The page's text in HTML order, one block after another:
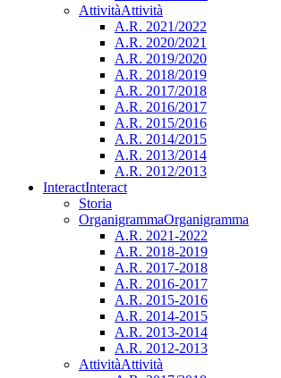
AttivitàAttività
A.R. 2021/2022
A.R. 2020/2021
A.R. 2019/2020
A.R. 2018/2019
A.R. 2017/2018
A.R. 2016/2017
A.R. 2015/2016
A.R. 2014/2015
A.R. 2013/2014
A.R. 2012/2013
InteractInteract
Storia
OrganigrammaOrganigramma
A.R. 2021-2022
A.R. 2018-2019
A.R. 2017-2018
A.R. 2016-2017
A.R. 2015-2016
A.R. 2014-2015
A.R. 2013-2014
A.R. 2012-2013
AttivitàAttività